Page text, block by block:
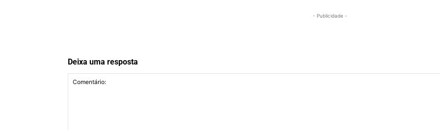
- Publicidade -
Deixa uma resposta